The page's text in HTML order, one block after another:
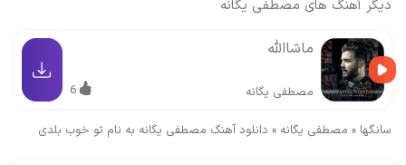
دیگر آهنگ های مصطفی یگانه
ماشاالله
مصطفی یگانه 6
سانگها » مصطفی یگانه » دانلود آهنگ مصطفی یگانه به نام تو خوب بلدی